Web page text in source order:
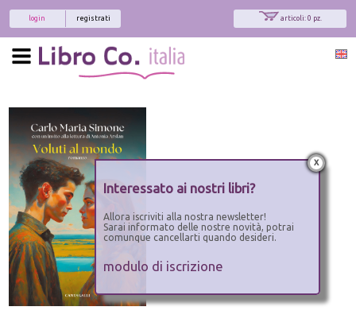
articoli: 0 pz.
registrati
login
x
Interessato ai nostri libri?
Allora iscriviti alla nostra newsletter!
Sarai informato delle nostre novità, potrai
comunque cancellarti quando desideri.
modulo di iscrizione